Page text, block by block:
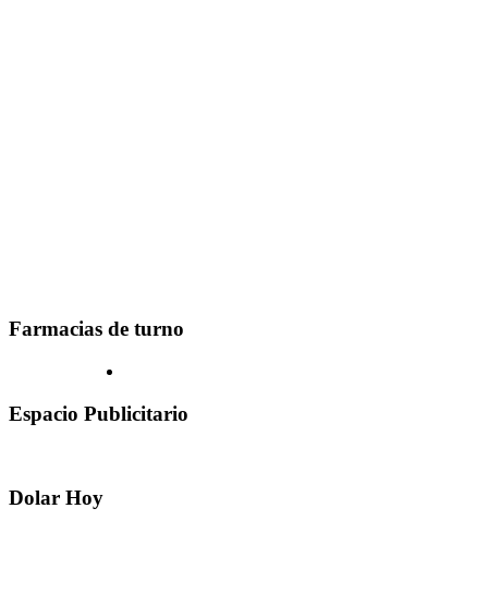
Farmacias de turno
Espacio Publicitario
Dolar Hoy